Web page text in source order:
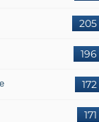
205
196
172
171